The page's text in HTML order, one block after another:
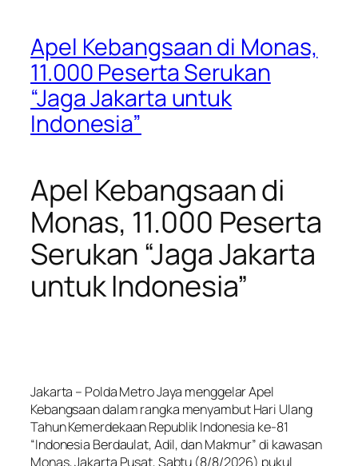
Apel Kebangsaan di Monas,
11.000 Peserta Serukan
“Jaga Jakarta untuk
Indonesia”
Apel Kebangsaan di
Monas, 11.000 Peserta
Serukan “Jaga Jakarta
untuk Indonesia”
Jakarta – Polda Metro Jaya menggelar Apel
Kebangsaan dalam rangka menyambut Hari Ulang
Tahun Kemerdekaan Republik Indonesia ke-81
“Indonesia Berdaulat, Adil, dan Makmur” di kawasan
Monas, Jakarta Pusat, Sabtu (8/8/2026) pukul